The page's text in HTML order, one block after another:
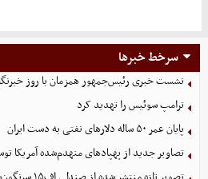
سرخط خبرها
نشست خبری رئیس‌جمهور همزمان با روز
ترامپ سوئیس را تهدید کرد
پایان عمر ۵۰ ساله دلارهای نفتی به دست ایران
تصاویر جدید از پهپادهای منهدم‌شده آمریکا